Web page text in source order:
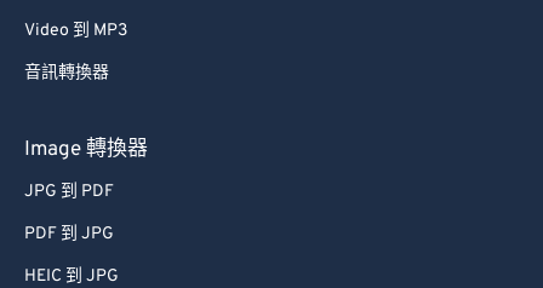
Video 到 MP3
音訊轉換器
Image 轉換器
JPG 到 PDF
PDF 到 JPG
HEIC 到 JPG